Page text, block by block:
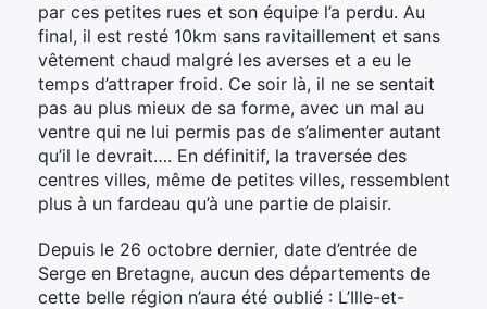
par ces petites rues et son équipe l’a perdu. Au
final, il est resté 10km sans ravitaillement et sans
vêtement chaud malgré les averses et a eu le
temps d’attraper froid. Ce soir là, il ne se sentait
pas au plus mieux de sa forme, avec un mal au
ventre qui ne lui permis pas de s’alimenter autant
qu’il le devrait…. En définitif, la traversée des
centres villes, même de petites villes, ressemblent
plus à un fardeau qu’à une partie de plaisir.
Depuis le 26 octobre dernier, date d’entrée de
Serge en Bretagne, aucun des départements de
cette belle région n’aura été oublié : L’Ille-et-